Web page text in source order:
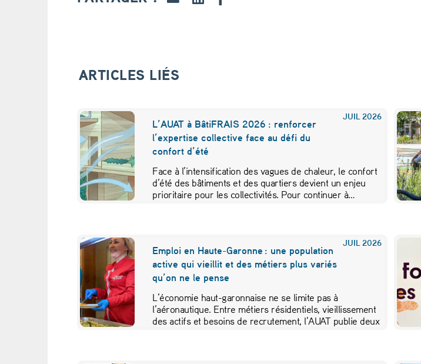
s
t
l
’
I
e
n
2
0
ARTICLES LIÉS
JUIL 2026
L’AUAT à BâtiFRAIS 2026 : renforcer
l’expertise collective face au défi du
confort d’été
Face à l’intensification des vagues de chaleur, le confort
d’été des bâtiments et des quartiers devient un enjeu
prioritaire pour les collectivités. Pour continuer à…
JUIL 2026
Emploi en Haute-Garonne : une population
active qui vieillit et des métiers plus variés
qu’on ne le pense
L’économie haut-garonnaise ne se limite pas à
l’aéronautique. Entre métiers résidentiels, vieillissement
des actifs et besoins de recrutement, l’AUAT publie deux